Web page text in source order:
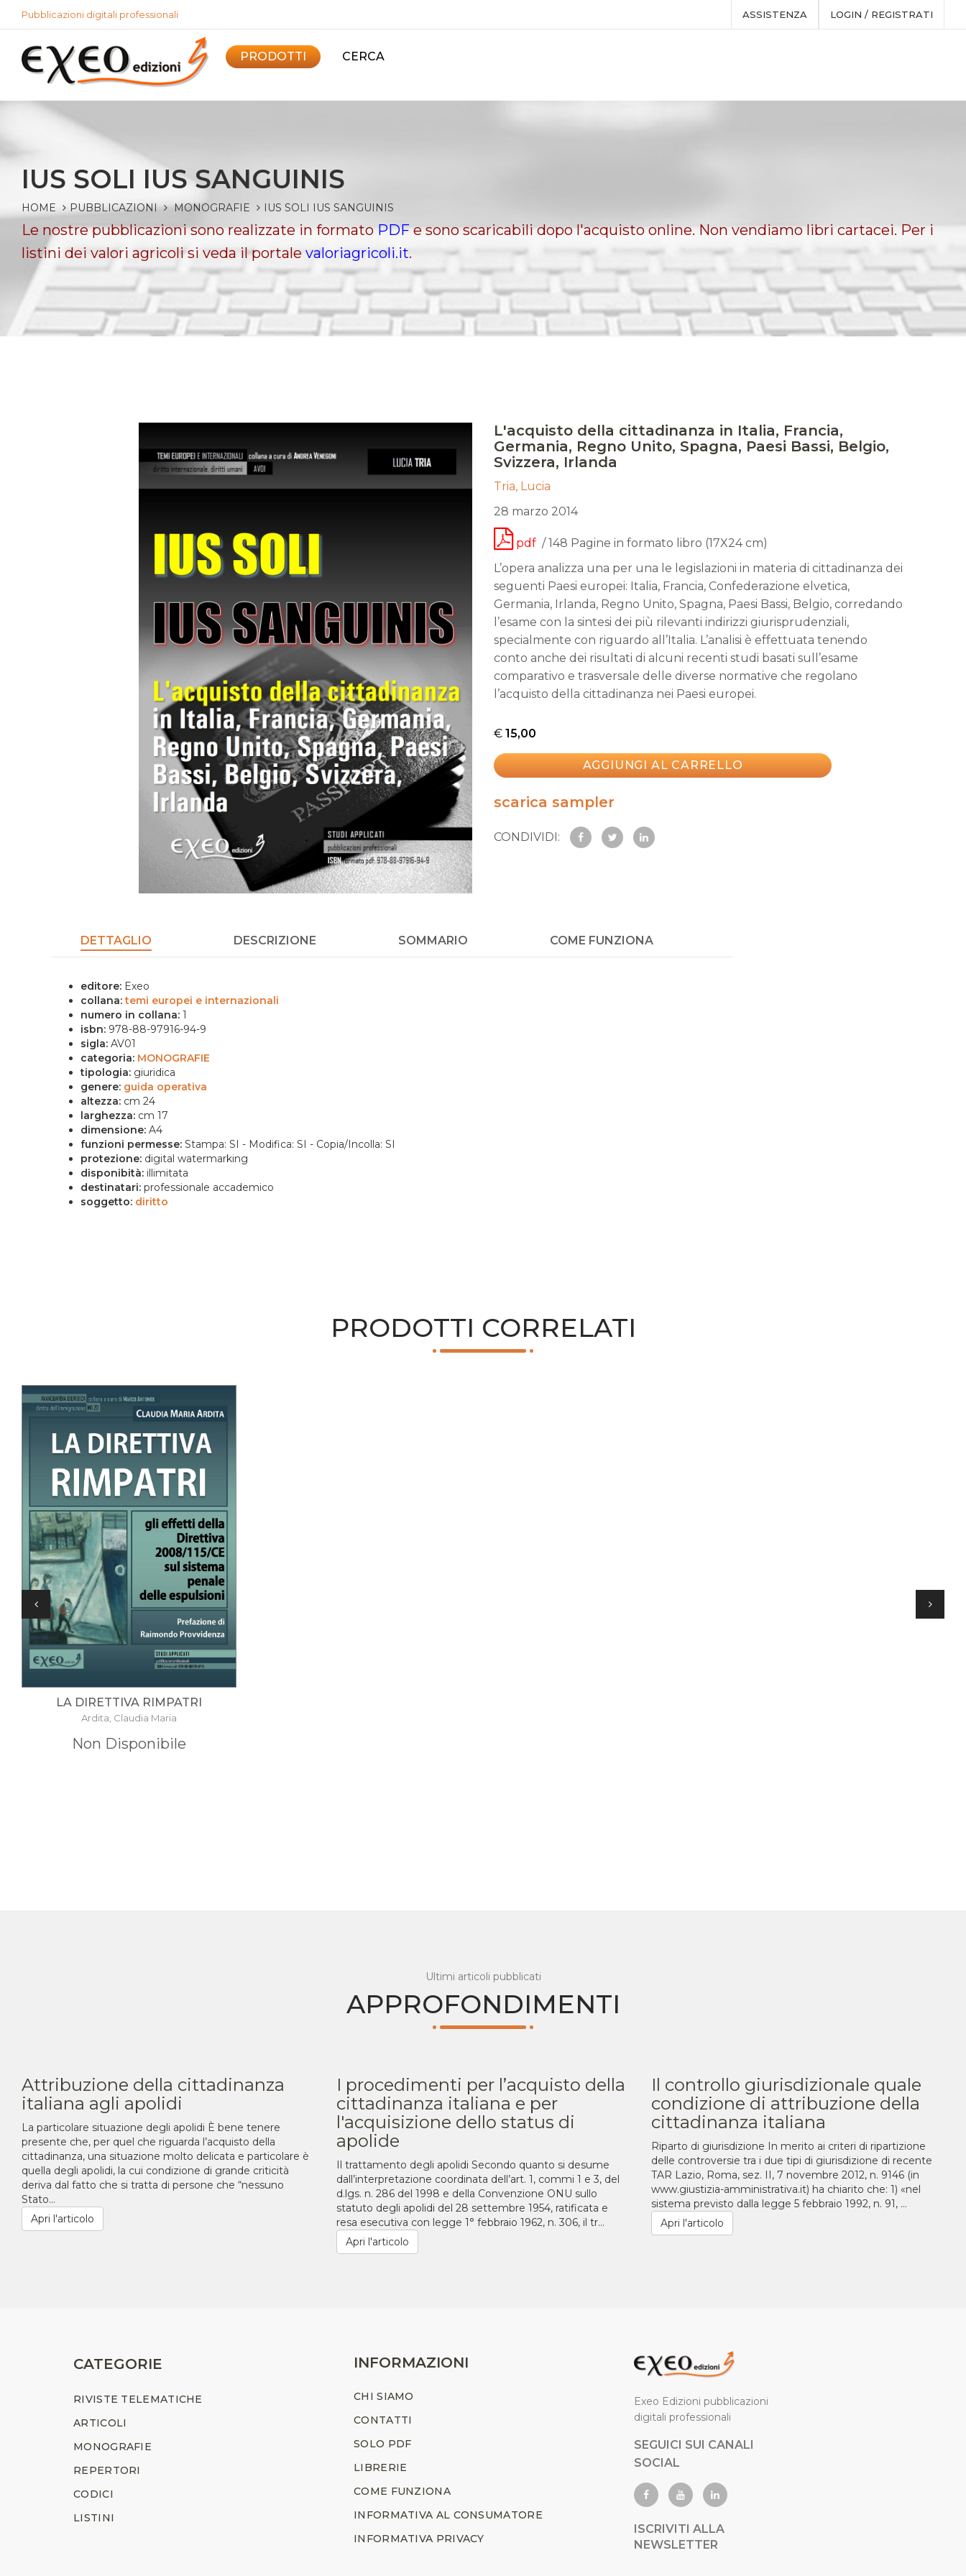
Pubblicazioni digitali professionali ASSISTENZA LOGIN / REGISTRATI
PRODOTTI CERCA
IUS SOLI IUS SANGUINIS
HOME PUBBLICAZIONI MONOGRAFIE IUS SOLI IUS SANGUINIS
Le nostre pubblicazioni sono realizzate in formatoPDFe sono scaricabili dopo l'acquisto online. Non vendiamo libri cartacei. Per i
listini dei valori agricoli si veda il portale valoriagricoli.it.
L'acquisto della cittadinanza in Italia, Francia,
Germania, Regno Unito, Spagna, Paesi Bassi, Belgio,
Svizzera, Irlanda
Tria, Lucia
28 marzo 2014
pdf / 148 Pagine in formato libro (17X24 cm)
L’opera analizza una per una le legislazioni in materia di cittadinanza dei
seguenti Paesi europei: Italia, Francia, Confederazione elvetica,
Germania, Irlanda, Regno Unito, Spagna, Paesi Bassi, Belgio, corredando
l’esame con la sintesi dei più rilevanti indirizzi giurisprudenziali,
specialmente con riguardo all’Italia. L’analisi è effettuata tenendo
conto anche dei risultati di alcuni recenti studi basati sull’esame
comparativo e trasversale delle diverse normative che regolano
l’acquisto della cittadinanza nei Paesi europei.
€ 15,00
AGGIUNGI AL CARRELLO
scarica sampler
CONDIVIDI:
DETTAGLIO DESCRIZIONE SOMMARIO COME FUNZIONA
editore: Exeo
collana: temi europei e internazionali
numero in collana: 1
isbn: 978-88-97916-94-9
sigla: AV01
categoria: MONOGRAFIE
tipologia: giuridica
genere: guida operativa
altezza: cm 24
larghezza: cm 17
dimensione: A4
funzioni permesse: Stampa: SI - Modifica: SI - Copia/Incolla: SI
protezione: digital watermarking
disponibità: illimitata
destinatari: professionale accademico
soggetto: diritto
PRODOTTI CORRELATI
LA DIRETTIVA RIMPATRI
Ardita, Claudia Maria
Non Disponibile
Ultimi articoli pubblicati
APPROFONDIMENTI
Attribuzione della cittadinanza
italiana agli apolidi
La particolare situazione degli apolidi È bene tenere
presente che, per quel che riguarda l’acquisto della
cittadinanza, una situazione molto delicata e particolare è
quella degli apolidi, la cui condizione di grande criticità
deriva dal fatto che si tratta di persone che “nessuno
Stato...
Apri l'articolo
I procedimenti per l’acquisto della
cittadinanza italiana e per
l'acquisizione dello status di
apolide
Il trattamento degli apolidi Secondo quanto si desume
dall’interpretazione coordinata dell’art. 1, commi 1 e 3, del
d.lgs. n. 286 del 1998 e della Convenzione ONU sullo
statuto degli apolidi del 28 settembre 1954, ratificata e
resa esecutiva con legge 1° febbraio 1962, n. 306, il tr...
Apri l'articolo
Il controllo giurisdizionale quale
condizione di attribuzione della
cittadinanza italiana
Riparto di giurisdizione In merito ai criteri di ripartizione
delle controversie tra i due tipi di giurisdizione di recente
TAR Lazio, Roma, sez. II, 7 novembre 2012, n. 9146 (in
www.giustizia-amministrativa.it) ha chiarito che: 1) «nel
sistema previsto dalla legge 5 febbraio 1992, n. 91, ...
Apri l'articolo
CATEGORIE
RIVISTE TELEMATICHE
ARTICOLI
MONOGRAFIE
REPERTORI
CODICI
LISTINI
INFORMAZIONI
CHI SIAMO
CONTATTI
SOLO PDF
LIBRERIE
COME FUNZIONA
INFORMATIVA AL CONSUMATORE
INFORMATIVA PRIVACY
Exeo Edizioni pubblicazioni
digitali professionali
SEGUICI SUI CANALI
SOCIAL
ISCRIVITI ALLA
NEWSLETTER